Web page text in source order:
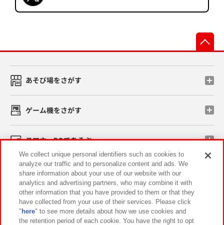
あそび場をさがす
ゲーム機をさがす
スマホ・PCであそぶ
イベント・キャンペーン
関連会社 サステナビリティ サイトポリシー
We collect unique personal identifiers such as cookies to
analyze our traffic and to personalize content and ads. We
share information about your use of our website with our
analytics and advertising partners, who may combine it with
other information that you have provided to them or that they
have collected from your use of their services. Please click
" here" to see more details about how we use cookies and
the retention period of each cookie. You have the right to opt